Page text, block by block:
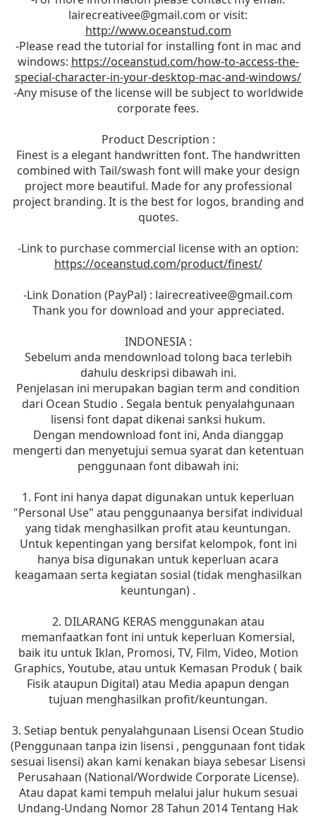
lairecreativee@gmail.com or visit:
http://www.oceanstud.com
-Please read the tutorial for installing font in mac and
windows: https://oceanstud.com/how-to-access-the-
special-character-in-your-desktop-mac-and-windows/
-Any misuse of the license will be subject to worldwide
corporate fees.
Product Description :
Finest is a elegant handwritten font. The handwritten
combined with Tail/swash font will make your design
project more beautiful. Made for any professional
project branding. It is the best for logos, branding and
quotes.
-Link to purchase commercial license with an option:
https://oceanstud.com/product/finest/
-Link Donation (PayPal) : lairecreativee@gmail.com
Thank you for download and your appreciated.
INDONESIA :
Sebelum anda mendownload tolong baca terlebih
dahulu deskripsi dibawah ini.
Penjelasan ini merupakan bagian term and condition
dari Ocean Studio . Segala bentuk penyalahgunaan
lisensi font dapat dikenai sanksi hukum.
Dengan mendownload font ini, Anda dianggap
mengerti dan menyetujui semua syarat dan ketentuan
penggunaan font dibawah ini:
1. Font ini hanya dapat digunakan untuk keperluan
"Personal Use" atau penggunaanya bersifat individual
yang tidak menghasilkan profit atau keuntungan.
Untuk kepentingan yang bersifat kelompok, font ini
hanya bisa digunakan untuk keperluan acara
keagamaan serta kegiatan sosial (tidak menghasilkan
keuntungan) .
2. DILARANG KERAS menggunakan atau
memanfaatkan font ini untuk keperluan Komersial,
baik itu untuk Iklan, Promosi, TV, Film, Video, Motion
Graphics, Youtube, atau untuk Kemasan Produk ( baik
Fisik ataupun Digital) atau Media apapun dengan
tujuan menghasilkan profit/keuntungan.
3. Setiap bentuk penyalahgunaan Lisensi Ocean Studio
(Penggunaan tanpa izin lisensi , penggunaan font tidak
sesuai lisensi) akan kami kenakan biaya sebesar Lisensi
Perusahaan (National/Wordwide Corporate License).
Atau dapat kami tempuh melalui jalur hukum sesuai
Undang-Undang Nomor 28 Tahun 2014 Tentang Hak